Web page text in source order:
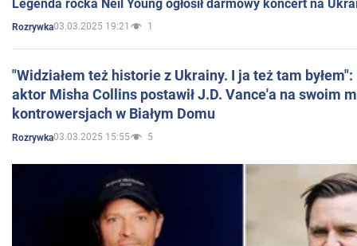
Legenda rocka Neil Young ogłosił darmowy koncert na
Rozrywka03.03.2025 19:21 1
"Widziałem też historie z Ukrainy. I ja też tam
aktor Misha Collins postawił J.D. Vance'a na swoim
kontrowersjach w Białym Domu
Rozrywka03.03.2025 15:55 5